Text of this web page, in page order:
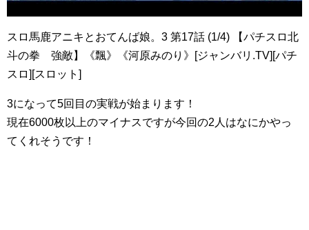
スロ馬鹿アニキとおてんば娘。3 第17話 (1/4) 【パチスロ北
斗の拳 強敵】《飄》《河原みのり》[ジャンバリ.TV][パチ
スロ][スロット]
3になって5回目の実戦が始まります！
現在6000枚以上のマイナスですが今回の2人はなにかやっ
てくれそうです！